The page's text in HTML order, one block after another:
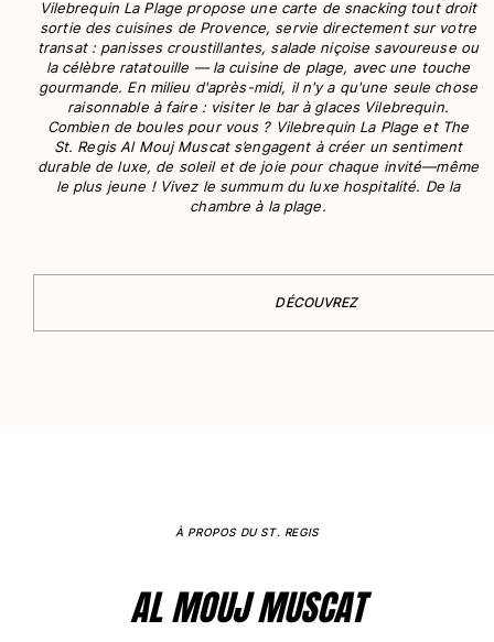
Tous les articles
Chaussettes
Tous les articles
Jeux de plage
Tous les articles
Tous les articles
LES PLAGES VILEBREQUIN
Magazine
La Maison Vilebrequin
Vilebrequin La Plage propose une carte de snacking tout droit
sortie des cuisines de Provence, servie directement sur votre
transat : panisses croustillantes, salade niçoise savoureuse ou
la célèbre ratatouille — la cuisine de plage, avec une touche
gourmande. En milieu d'après-midi, il n'y a qu'une seule chose
raisonnable à faire : visiter le bar à glaces Vilebrequin.
Combien de boules pour vous ? Vilebrequin La Plage et The
St. Regis Al Mouj Muscat s’engagent à créer un sentiment
durable de luxe, de soleil et de joie pour chaque invité—même
le plus jeune ! Vivez le summum du luxe hospitalité. De la
chambre à la plage.
DÉCOUVREZ
À PROPOS DU ST. REGIS
AL MOUJ MUSCAT